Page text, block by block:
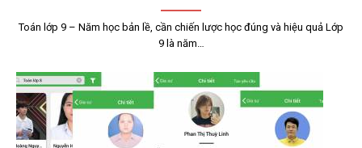
Toán lớp 9 – Năm học bản lề, cần chiến lược học đúng và hiệu quả Lớp
9 là năm…